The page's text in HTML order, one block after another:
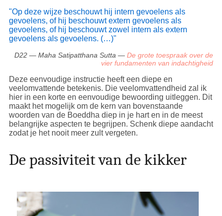
"Op deze wijze beschouwt hij intern gevoelens als
gevoelens, of hij beschouwt extern gevoelens als
gevoelens, of hij beschouwt zowel intern als extern
gevoelens als gevoelens. (…)"
D22 — Maha Satipatthana Sutta —De grote toespraak over de
vier fundamenten van indachtigheid
Deze eenvoudige instructie heeft een diepe en
veelomvattende betekenis. Die veelomvattendheid zal ik
hier in een korte en eenvoudige bewoording uitleggen. Dit
maakt het mogelijk om de kern van bovenstaande
woorden van de Boeddha diep in je hart en in de meest
belangrijke aspecten te begrijpen. Schenk diepe aandacht
zodat je het nooit meer zult vergeten.
De passiviteit van de kikker